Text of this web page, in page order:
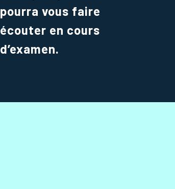
pourra vous faire
écouter en cours
d’examen.